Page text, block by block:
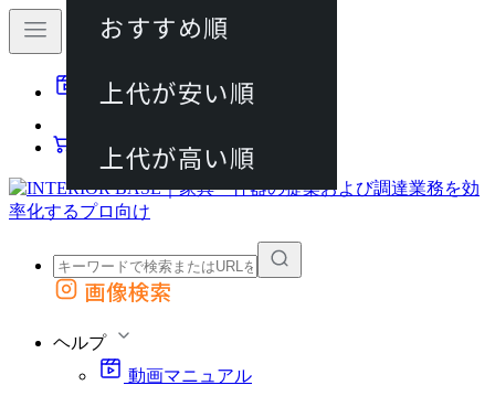
動画マニュアル
カート
外部サイトの商品をカートに追加
画像検索
ヘルプ
動画マニュアル
おすすめ順
上代が安い順
上代が高い順